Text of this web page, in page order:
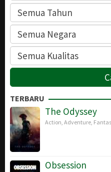
TERBARU
The Odyssey
Action Adventure
Obsession